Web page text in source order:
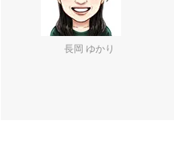
長岡 ゆかり